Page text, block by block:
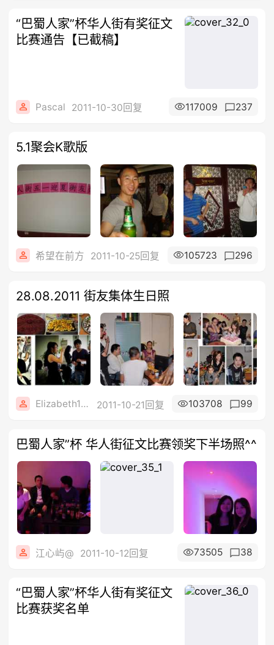
“巴蜀人家”杯华人街有奖征文
比赛通告【已截稿】
Pascal 2011-10-30回复 117009 237
5.1聚会K歌版
希望在前方 2011-10-25回复 105723 296
28.08.2011 街友集体生日照
Elizabeth1608 2011-10-21回复 103708 99
巴蜀人家”杯 华人街征文比赛领奖下半场照^^
江心屿@ 2011-10-12回复 73505 38
“巴蜀人家”杯华人街有奖征文
比赛获奖名单